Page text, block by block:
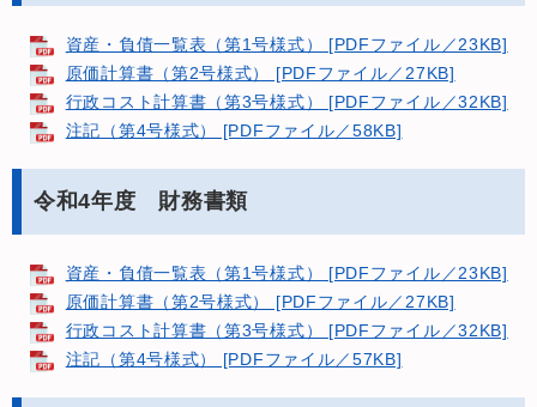
資産・負債一覧表（第1号様式） [PDFファイル／23KB]
原価計算書（第2号様式） [PDFファイル／27KB]
行政コスト計算書（第3号様式） [PDFファイル／32KB]
注記（第4号様式） [PDFファイル／58KB]
令和4年度 財務書類
資産・負債一覧表（第1号様式） [PDFファイル／23KB]
原価計算書（第2号様式） [PDFファイル／27KB]
行政コスト計算書（第3号様式） [PDFファイル／32KB]
注記（第4号様式） [PDFファイル／57KB]